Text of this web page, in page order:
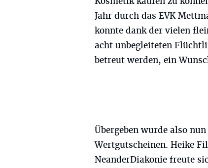
Jahr durch das EVK
konnte dank der vielen
acht unbegleiteten
betreut werden, ein
Übergeben wurde also
Wertgutscheinen. Heike
NeanderDiakonie freute